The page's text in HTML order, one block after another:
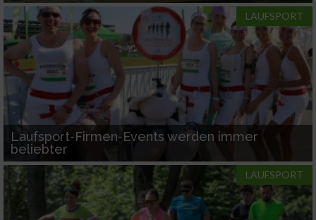
LAUFSPORT
Laufsport-Firmen-Events werden immer
beliebter
LAUFSPORT